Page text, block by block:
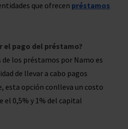
que ofrecen préstamos
el pago del préstamo?
de los préstamos por Namo es
de llevar a cabo pagos
esta opción conlleva un costo
el 0,5% y 1% del capital